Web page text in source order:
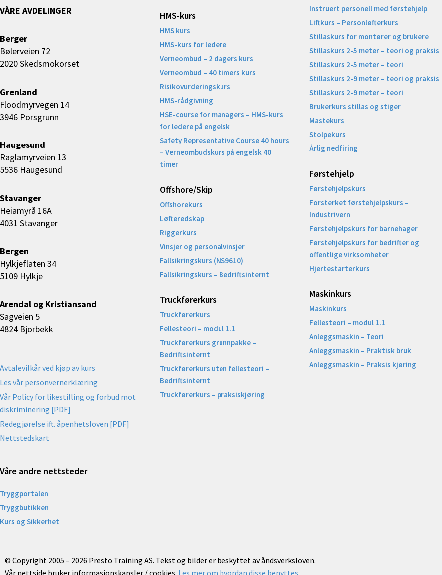
VÅRE AVDELINGER
Berger
Bølerveien 72
2020 Skedsmokorset
Grenland
Floodmyrvegen 14
3946 Porsgrunn
Haugesund
Raglamyrveien 13
5536 Haugesund
Stavanger
Heiamyrå 16A
4031 Stavanger
Bergen
Hylkjeflaten 34
5109 Hylkje
Arendal og Kristiansand
Sagveien 5
4824 Bjorbekk
Avtalevilkår ved kjøp av kurs
Les vår personvernerklæring
Vår Policy for likestilling og forbud mot
diskriminering [PDF]
Redegjørelse ift. åpenhetsloven [PDF]
Nettstedskart
Våre andre nettsteder
Tryggportalen
Tryggbutikken
Kurs og Sikkerhet
HMS-kurs
HMS kurs
HMS-kurs for ledere
Verneombud – 2 dagers kurs
Verneombud – 40 timers kurs
Risikovurderingskurs
HMS-rådgivning
HSE-course for managers – HMS-kurs
for ledere på engelsk
Safety Representative Course 40 hours
– Verneombudskurs på engelsk 40
timer
Offshore/Skip​
Offshorekurs
Løfteredskap
Riggerkurs
Vinsjer og personalvinsjer
Fallsikringskurs (NS9610)
Fallsikringskurs – Bedriftsinternt
Truckførerkurs
Truckførerkurs
Fellesteori – modul 1.1
Truckførerkurs grunnpakke –
Bedriftsinternt
Truckførerkurs uten fellesteori –
Bedriftsinternt
Truckførerkurs – praksiskjøring
Instruert personell med førstehjelp
Liftkurs – Personløfterkurs
Stillaskurs for montører og brukere
Stillaskurs 2-5 meter – teori og praksis
Stillaskurs 2-5 meter – teori
Stillaskurs 2-9 meter – teori og praksis
Stillaskurs 2-9 meter – teori
Brukerkurs stillas og stiger
Mastekurs
Stolpekurs
Årlig nedfiring
Førstehjelp
Førstehjelpskurs
Forsterket førstehjelpskurs –
Industrivern
Førstehjelpskurs for barnehager
Førstehjelpskurs for bedrifter og
offentlige virksomheter
Hjertestarterkurs
Maskinkurs
Maskinkurs
Fellesteori – modul 1.1
Anleggsmaskin – Teori
Anleggsmaskin – Praktisk bruk
Anleggsmaskin – Praksis kjøring
© Copyright 2005 – 2026 Presto Training AS. Tekst og bilder er beskyttet av åndsverksloven.
Vår nettside bruker informasjonskapsler / cookies. Les mer om hvordan disse benyttes.